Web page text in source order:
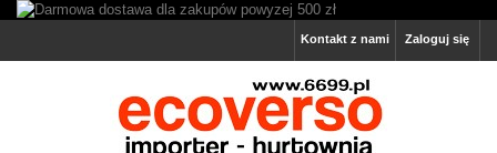
Zaloguj się
Kontakt z nami